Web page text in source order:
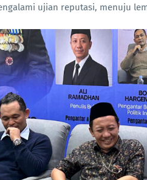
ujian reputasi, menuju